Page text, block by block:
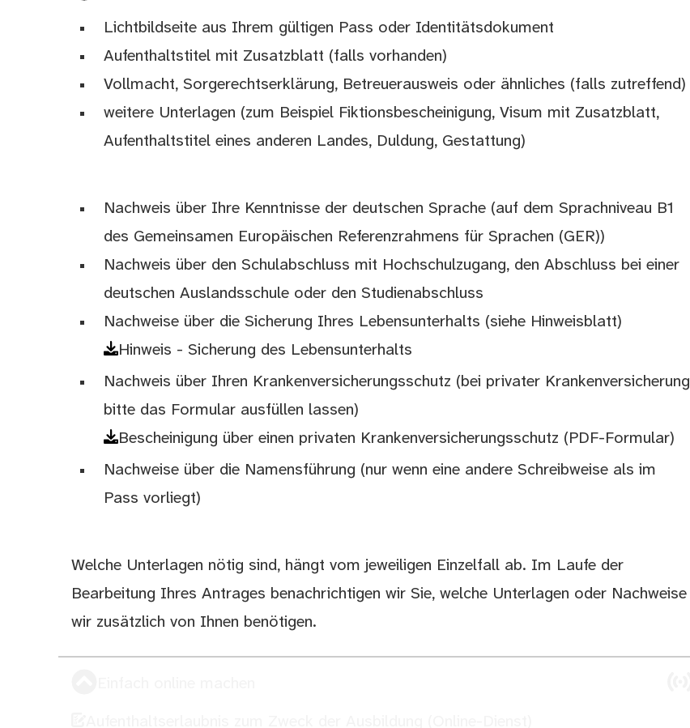
Lichtbildseite aus Ihrem gültigen Pass oder Identitätsdokument
Aufenthaltstitel mit Zusatzblatt (falls vorhanden)
Vollmacht, Sorgerechtserklärung, Betreuerausweis oder ähnliches (falls zutreffend)
weitere Unterlagen (zum Beispiel Fiktionsbescheinigung, Visum mit Zusatzblatt,
Aufenthaltstitel eines anderen Landes, Duldung, Gestattung)
Nachweis über Ihre Kenntnisse der deutschen Sprache (auf dem Sprachniveau B1
des Gemeinsamen Europäischen Referenzrahmens für Sprachen (GER))
Nachweis über den Schulabschluss mit Hochschulzugang, den Abschluss bei einer
deutschen Auslandsschule oder den Studienabschluss
Nachweise über die Sicherung Ihres Lebensunterhalts (siehe Hinweisblatt)
Hinweis - Sicherung des Lebensunterhalts
Nachweis über Ihren Krankenversicherungsschutz (bei privater Krankenversicherung
bitte das Formular ausfüllen lassen)
Bescheinigung über einen privaten Krankenversicherungsschutz (PDF-Formular)
Nachweise über die Namensführung (nur wenn eine andere Schreibweise als im
Pass vorliegt)
Welche Unterlagen nötig sind, hängt vom jeweiligen Einzelfall ab. Im Laufe der
Bearbeitung Ihres Antrages benachrichtigen wir Sie, welche Unterlagen oder Nachweise
wir zusätzlich von Ihnen benötigen.